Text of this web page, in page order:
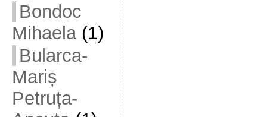
Bondoc
Mihaela(1)
Bularca-
Mariș
Petruța-